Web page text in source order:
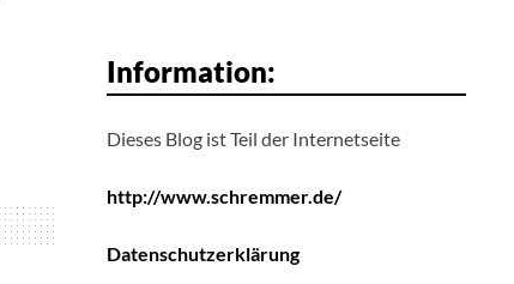
Information:
Dieses Blog ist Teil der Internetseite
http://www.schremmer.de/
Datenschutzerklärung